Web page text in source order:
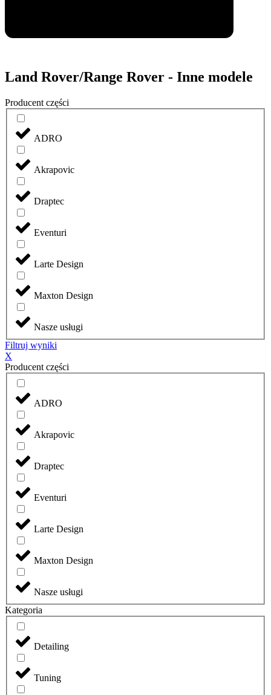
Land Rover/Range Rover - Inne modele
Producent części
ADRO
Akrapovic
Draptec
Eventuri
Larte Design
Maxton Design
Nasze usługi
Filtruj wyniki
X
Producent części
ADRO
Akrapovic
Draptec
Eventuri
Larte Design
Maxton Design
Nasze usługi
Kategoria
Detailing
Tuning